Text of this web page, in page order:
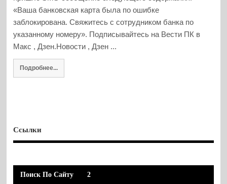
«Ваша банковская карта была по ошибке
заблокирована. Свяжитесь с сотрудником банка по
указанному номеру». Подписывайтесь на Вести ПК в
Макс , Дзен.Новости , Дзен ...
Подробнее...
Ссылки
Поиск По Сайту 2